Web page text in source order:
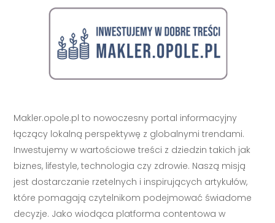
Makler.opole.pl to nowoczesny portal informacyjny
łączący lokalną perspektywę z globalnymi trendami.
Inwestujemy w wartościowe treści z dziedzin takich jak
biznes, lifestyle, technologia czy zdrowie. Naszą misją
jest dostarczanie rzetelnych i inspirujących artykułów,
które pomagają czytelnikom podejmować świadome
decyzje. Jako wiodąca platforma contentowa w